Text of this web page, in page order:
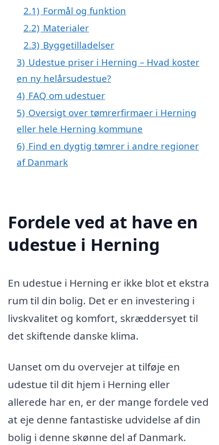
2.1) Formål og funktion
2.2) Materialer
2.3) Byggetilladelser
3) Udestue priser i Herning – Hvad koster
en ny helårsudestue?
4) FAQ om udestuer
5) Oversigt over tømrerfirmaer i Herning
eller hele Herning kommune
6) Find en dygtig tømrer i andre regioner
af Danmark
Fordele ved at have en
udestue i Herning
En udestue i Herning er ikke blot et ekstra
rum til din bolig. Det er en investering i
livskvalitet og komfort, skræddersyet til
det skiftende danske klima.
Uanset om du overvejer at tilføje en
udestue til dit hjem i Herning eller
allerede har en, er der mange fordele ved
at eje denne fantastiske udvidelse af din
bolig i denne skønne del af Danmark.